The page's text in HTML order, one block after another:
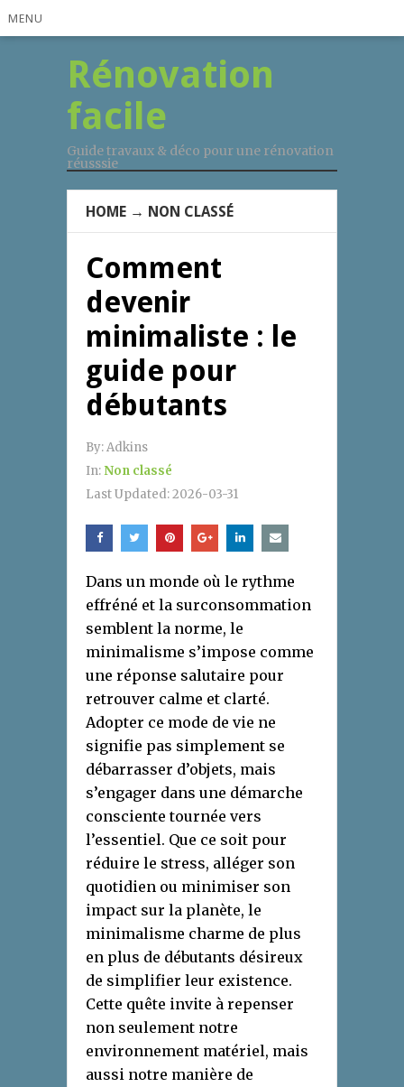
MENU
Rénovation
facile
Guide travaux & déco pour une rénovation
réusssie
HOME → NON CLASSÉ
Comment
devenir
minimaliste : le
guide pour
débutants
By:Adkins
In:Non classé
Last Updated:2026-03-31
Dans un monde où le rythme
effréné et la surconsommation
semblent la norme, le
minimalisme s’impose comme
une réponse salutaire pour
retrouver calme et clarté.
Adopter ce mode de vie ne
signifie pas simplement se
débarrasser d’objets, mais
s’engager dans une démarche
consciente tournée vers
l’essentiel. Que ce soit pour
réduire le stress, alléger son
quotidien ou minimiser son
impact sur la planète, le
minimalisme charme de plus
en plus de débutants désireux
de simplifier leur existence.
Cette quête invite à repenser
non seulement notre
environnement matériel, mais
aussi notre manière de